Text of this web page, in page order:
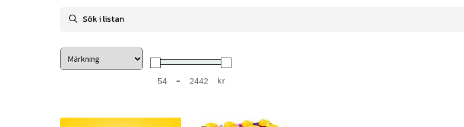
Minimum Price
- Maximum Price
kr